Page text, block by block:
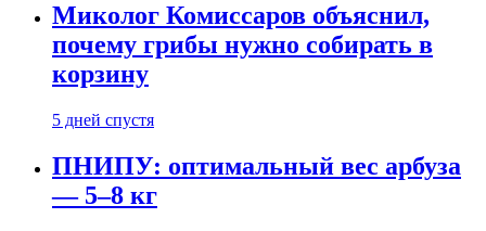
Миколог Комиссаров объяснил,
почему грибы нужно собирать в
корзину
5 дней спустя
ПНИПУ: оптимальный вес арбуза
— 5–8 кг